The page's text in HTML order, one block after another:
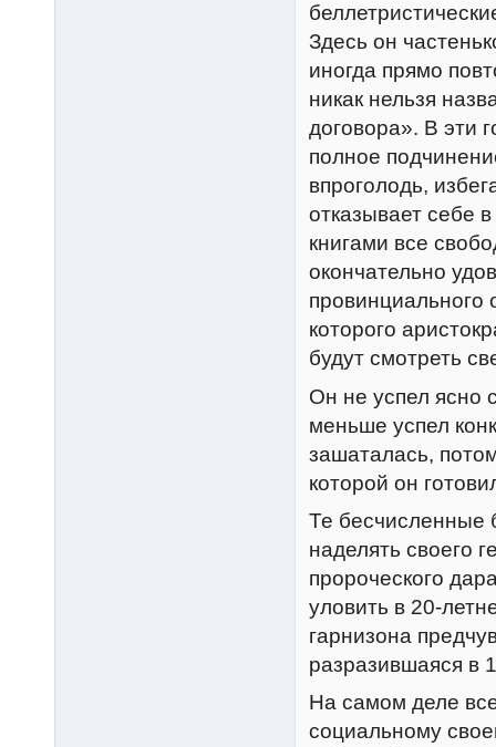
Здесь он
иногда прямо
никак нельзя
договора». В эти
полное
впроголодь,
отказывает себе
книгами все
окончательно
провинциального
которого
будут смотреть
Он не успел ясно
меньше успел
зашаталась,
которой он
Те бесчисленные
наделять своего
пророческого
уловить в 20-
гарнизона
разразившаяся в
На самом деле
социальному